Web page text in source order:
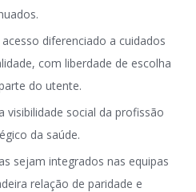
diferenciado a cuidados
com liberdade de escolha
do utente.
visibilidade social da profissão
da saúde.
sejam integrados nas equipas
relação de paridade e